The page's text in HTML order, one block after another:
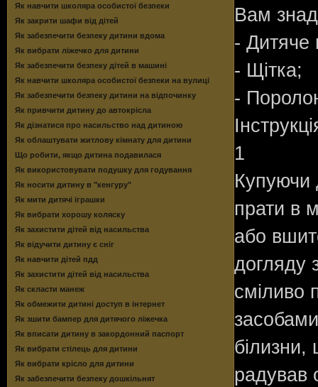
Як навчити школяра особистої безпеки
Як закрити шафи від дітей
Як забезпечити безпеку дитини вдома
Як вибрати ліжечко для дитини
Як забезпечити безпеку дітей в машині
Як навчити школяра особистої безпеки на вулиці
Як забезпечити безпеку дитини на відпочинку
Як привчити дитину до автокрісла
Як дізнатися про насильство над дитиною
Як облаштувати житлову кімнату для дитини
Що робити, якщо дитина подавилася
Як використовувати подушку для годування
Як носити дитину в "кенгуру"
Як мити дитячі іграшки
Як вибрати хорошу коляску
Як захистити дітей від насильства
Як відучити дитину є сніг
Як навчити дітей пдд
Як захистити дітей від насильства
Як скласти манеж
Як обмежити дитині доступ в інтернет
Як зшити бампер для дитячого ліжечка
Як вписати дитину в закордонний паспорт
Як вибрати стілець для дитини
Як вибрати крісло для дитини
Як забезпечити безпеку дошкільнят
Вам
- Дитяче
- Щітка;
-
1
Купуючи
прати в
або
догляду
сміливо
білизни,
радував